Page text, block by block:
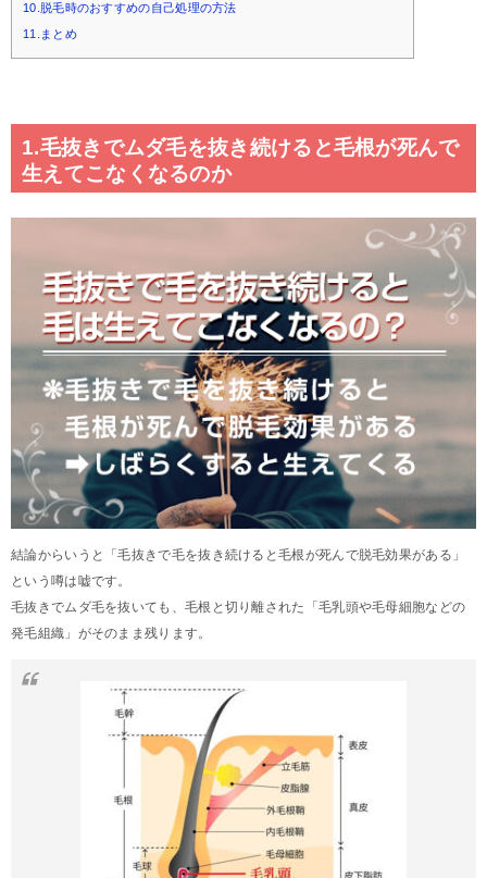
10.脱毛時のおすすめの自己処理の方法
11.まとめ
1.毛抜きでムダ毛を抜き続けると毛根が死んで
生えてこなくなるのか
結論からいうと「毛抜きで毛を抜き続けると毛根が死んで脱毛効果がある」
という噂は嘘です。
毛抜きでムダ毛を抜いても、毛根と切り離された「毛乳頭や毛母細胞などの
発毛組織」がそのまま残ります。